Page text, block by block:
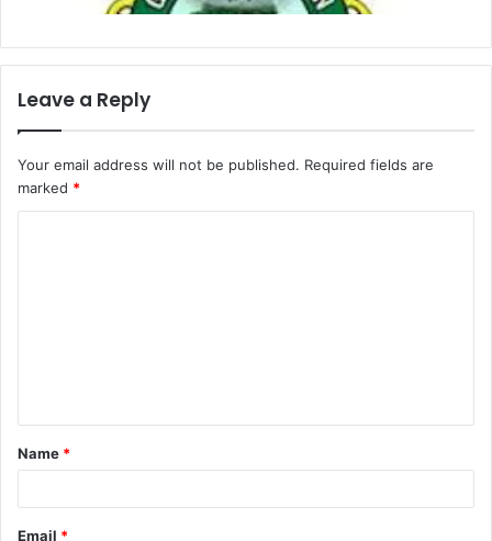
Leave a Reply
Your email address will not be published. Required fields are
marked *
t
*
Name *
Email *